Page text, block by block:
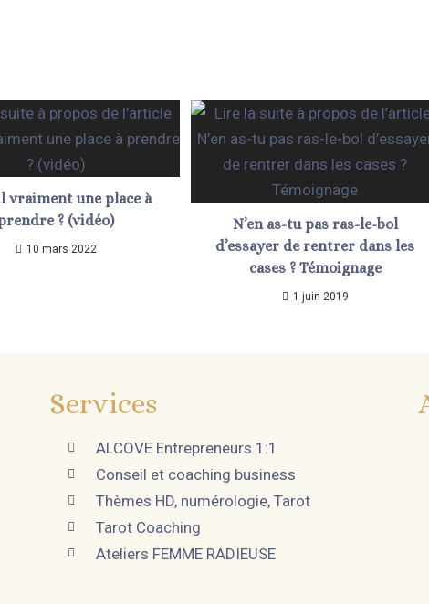
vraiment une place à
? (vidéo)
10 mars 2022
N’en as-tu pas ras-le-bol
d’essayer de rentrer dans les
cases ? Témoignage
1 juin 2019
Services
ALCOVE Entrepreneurs 1:1
Conseil et coaching business
Thèmes HD, numérologie, Tarot
Tarot Coaching
Ateliers FEMME RADIEUSE